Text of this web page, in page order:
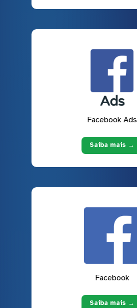
Facebook Ads
Saiba mais →
Facebook
Saiba mais →